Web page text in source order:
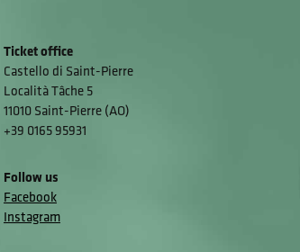
Ticket office
Castello di Saint-Pierre
Località Tâche 5
11010 Saint-Pierre (AO)
+39 0165 95931
Follow us
Facebook
Instagram